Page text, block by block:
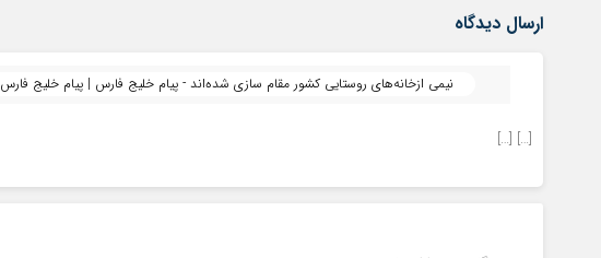
ارسال دیدگاه
نیمی ازخانه‌های روستایی کشور مقام سازی شده‌اند - پیام خلیج فارس | پیام خلیج فارس
[…] […]